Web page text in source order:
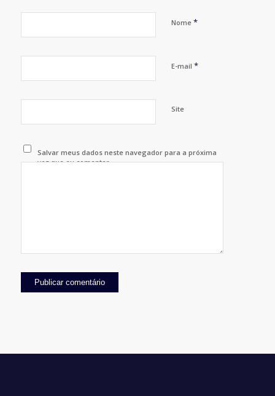
Nome *
E-mail *
Site
Salvar meus dados neste navegador para a próxima
vez que eu comentar.